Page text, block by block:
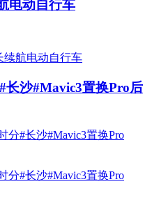
电动自行车
长沙#Mavic3置换Pro后